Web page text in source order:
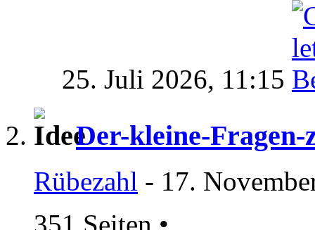
25. Juli 2026, 11:15
Der-kleine-
Rübezahl - 17.